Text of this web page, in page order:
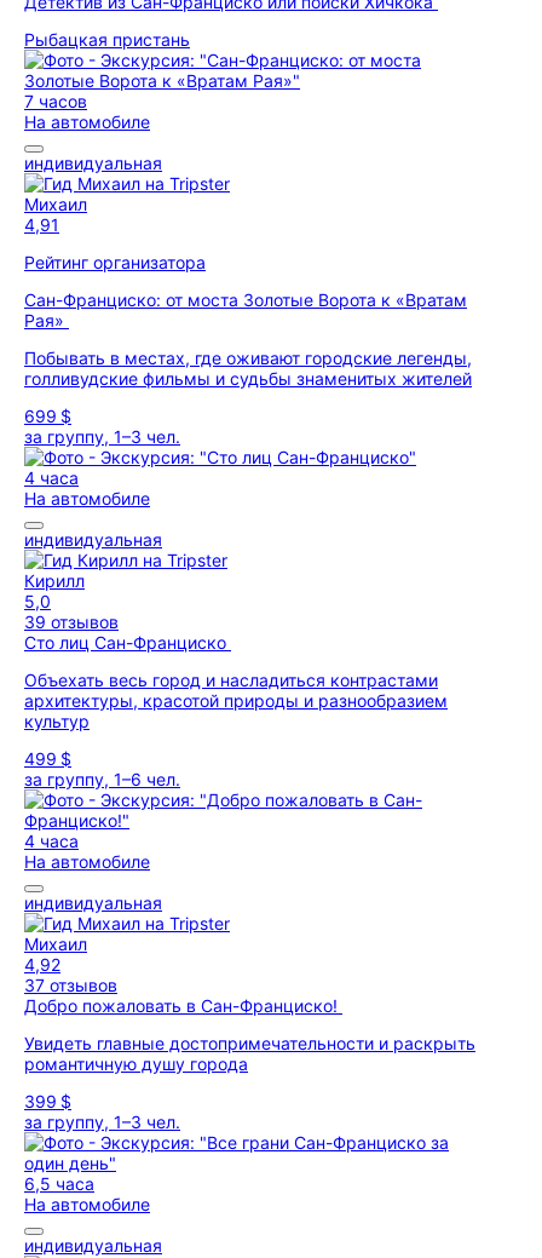
Рыбацкая пристань
7 часов
На автомобиле
индивидуальная
Михаил
4,91
Рейтинг организатора
Сан-Франциско: от моста Золотые Ворота к «Вратам
Рая»
Побывать в местах, где оживают городские легенды,
голливудские фильмы и судьбы знаменитых жителей
699 $
за группу, 1–3 чел.
4 часа
На автомобиле
индивидуальная
Кирилл
5,0
39 отзывов
Сто лиц Сан-Франциско
Объехать весь город и насладиться контрастами
архитектуры, красотой природы и разнообразием
культур
499 $
за группу, 1–6 чел.
4 часа
На автомобиле
индивидуальная
Михаил
4,92
37 отзывов
Добро пожаловать в Сан-Франциско!
Увидеть главные достопримечательности и раскрыть
романтичную душу города
399 $
за группу, 1–3 чел.
6,5 часа
На автомобиле
индивидуальная